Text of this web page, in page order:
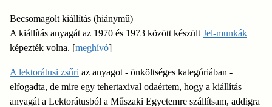
Becsomagolt kiállítás (hiánymű)
A kiállítás anyagát az 1970 és 1973 között készült Jel-munkák
képezték volna. [meghívó]
A lektorátusi zsűri az anyagot - önköltséges kategóriában -
elfogadta, de mire egy tehertaxival odaértem, hogy a kiállítás
anyagát a Lektorátusból a Műszaki Egyetemre szállítsam, addigra